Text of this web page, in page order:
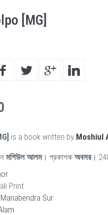
[MG]
is a book written by Moshiul
মশিউল আলম। প্রকাশক অবসর।
Print
Manabendra Sur